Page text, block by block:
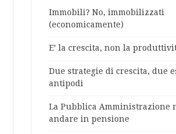
Immobili? No, immobilizzati
(economicamente)
E’ la crescita, non la
Due strategie di crescita, due
antipodi
La Pubblica Amministrazione
andare in pensione